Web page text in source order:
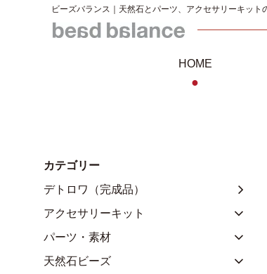
ビーズバランス｜天然石とパーツ、アクセサリーキット
HOME
●
カテゴリー
デトロワ（完成品）
アクセサリーキット
パーツ・素材
天然石ビーズ